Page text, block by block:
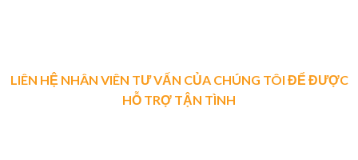
LIÊN HỆ NHÂN VIÊN TƯ VẤN CỦA CHÚNG TÔI ĐỂ ĐƯỢC
HỖ TRỢ TẬN TÌNH